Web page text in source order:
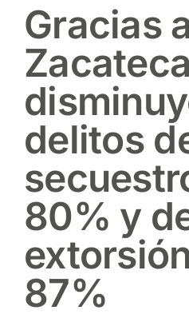
Gracias
delitos
80% y
87%